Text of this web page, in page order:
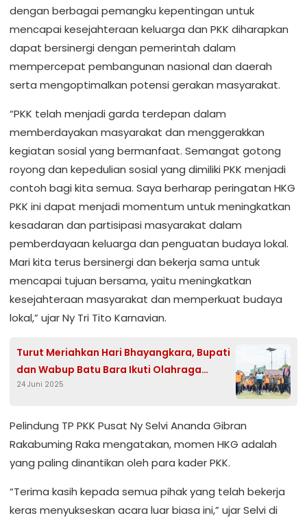
dengan berbagai pemangku kepentingan untuk
mencapai kesejahteraan keluarga dan PKK diharapkan
dapat bersinergi dengan pemerintah dalam
mempercepat pembangunan nasional dan daerah
serta mengoptimalkan potensi gerakan masyarakat.
“PKK telah menjadi garda terdepan dalam
memberdayakan masyarakat dan menggerakkan
kegiatan sosial yang bermanfaat. Semangat gotong
royong dan kepedulian sosial yang dimiliki PKK menjadi
contoh bagi kita semua. Saya berharap peringatan HKG
PKK ini dapat menjadi momentum untuk meningkatkan
kesadaran dan partisipasi masyarakat dalam
pemberdayaan keluarga dan penguatan budaya lokal.
Mari kita terus bersinergi dan bekerja sama untuk
mencapai tujuan bersama, yaitu meningkatkan
kesejahteraan masyarakat dan memperkuat budaya
lokal,” ujar Ny Tri Tito Karnavian.
Turut Meriahkan Hari Bhayangkara, Bupati
dan Wabup Batu Bara Ikuti Olahraga
Bersama Polres Batu Bara
24 Juni 2025
Pelindung TP PKK Pusat Ny Selvi Ananda Gibran
Rakabuming Raka mengatakan, momen HKG adalah
yang paling dinantikan oleh para kader PKK.
“Terima kasih kepada semua pihak yang telah bekerja
keras menyukseskan acara luar biasa ini,” ujar Selvi di